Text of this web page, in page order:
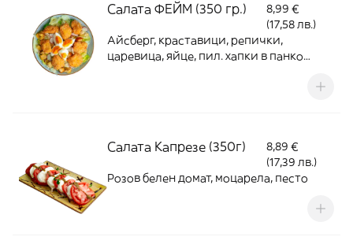
Салата ФЕЙМ (350 гр.)
8,99 €
(17,58 лв.)
Айсберг, краставици, репички,
царевица, яйце, пил. хапки в панко
Салата Капрезе (350г)
8,89 €
(17,39 лв.)
Розов белен домат, моцарела, песто